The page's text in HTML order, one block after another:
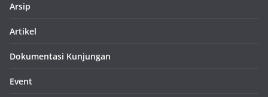
Arsip
Artikel
Dokumentasi Kunjungan
Event